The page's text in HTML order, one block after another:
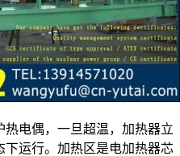
热电偶，一旦超温，加热器立
下运行。加热区是电加热器芯